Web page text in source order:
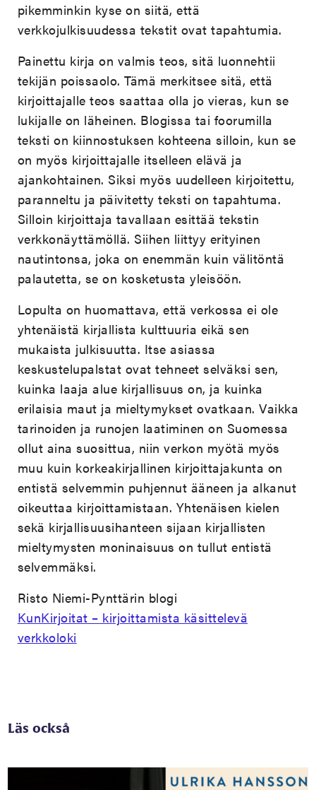
pikemminkin kyse on siitä, että
verkkojulkisuudessa tekstit ovat tapahtumia.
Painettu kirja on valmis teos, sitä luonnehtii
tekijän poissaolo. Tämä merkitsee sitä, että
kirjoittajalle teos saattaa olla jo vieras, kun se
lukijalle on läheinen. Blogissa tai foorumilla
teksti on kiinnostuksen kohteena silloin, kun se
on myös kirjoittajalle itselleen elävä ja
ajankohtainen. Siksi myös uudelleen kirjoitettu,
paranneltu ja päivitetty teksti on tapahtuma.
Silloin kirjoittaja tavallaan esittää tekstin
verkkonäyttämöllä. Siihen liittyy erityinen
nautintonsa, joka on enemmän kuin välitöntä
palautetta, se on kosketusta yleisöön.
Lopulta on huomattava, että verkossa ei ole
yhtenäistä kirjallista kulttuuria eikä sen
mukaista julkisuutta. Itse asiassa
keskustelupalstat ovat tehneet selväksi sen,
kuinka laaja alue kirjallisuus on, ja kuinka
erilaisia maut ja mieltymykset ovatkaan. Vaikka
tarinoiden ja runojen laatiminen on Suomessa
ollut aina suosittua, niin verkon myötä myös
muu kuin korkeakirjallinen kirjoittajakunta on
entistä selvemmin puhjennut ääneen ja alkanut
oikeuttaa kirjoittamistaan. Yhtenäisen kielen
sekä kirjallisuusihanteen sijaan kirjallisten
mieltymysten moninaisuus on tullut entistä
selvemmäksi.
Risto Niemi-Pynttärin blogi
KunKirjoitat – kirjoittamista käsittelevä
verkkoloki
Läs också